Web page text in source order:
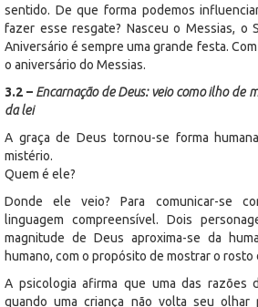
sentido. De que forma podemos
fazer esse resgate? Nasceu o Messias, o
Aniversário é sempre uma grande festa.
o aniversário do Messias.
3.2 – Encarnação de Deus: veio como ilho de
da lei
A graça de Deus tornou-se forma
mistério.
Quem é ele?
Donde ele veio? Para comunicar-se
linguagem compreensível. Dois
magnitude de Deus aproxima-se da
humano, com o propósito de mostrar o rosto
A psicologia afirma que uma das razões
quando uma criança não volta seu olhar